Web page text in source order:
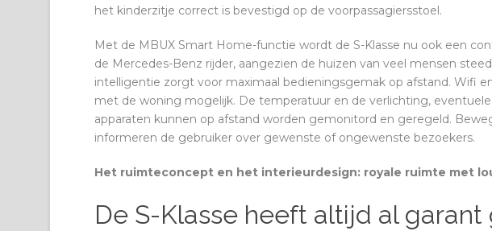
het kinderzitje correct is bevestigd op de voorpassagiersstoel.
Met de MBUX Smart Home-functie wordt de S-Klasse nu ook een
de Mercedes-Benz rijder, aangezien de huizen van veel mensen
intelligentie zorgt voor maximaal bedieningsgemak op afstand. Wifi
met de woning mogelijk. De temperatuur en de verlichting,
apparaten kunnen op afstand worden gemonitord en geregeld.
informeren de gebruiker over gewenste of ongewenste bezoekers.
Het ruimteconcept en het interieurdesign: royale ruimte met
De S-Klasse heeft altijd al garant